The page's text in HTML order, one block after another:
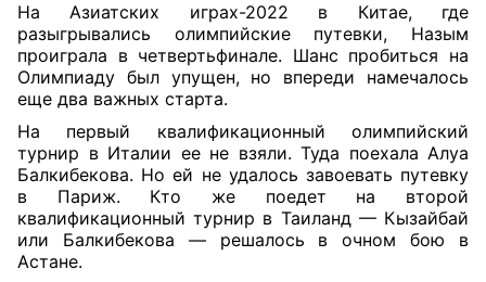
На Азиатских играх-2022 в Китае, где
разыгрывались олимпийские путевки, Назым
проиграла в четвертьфинале. Шанс пробиться на
Олимпиаду был упущен, но впереди намечалось
еще два важных старта.
На первый квалификационный олимпийский
турнир в Италии ее не взяли. Туда поехала Алуа
Балкибекова. Но ей не удалось завоевать путевку
в Париж. Кто же поедет на второй
квалификационный турнир в Таиланд — Кызайбай
или Балкибекова — решалось в очном бою в
Астане.